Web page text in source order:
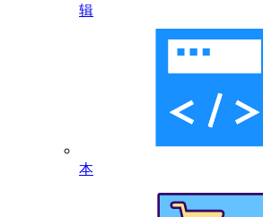
辑
本